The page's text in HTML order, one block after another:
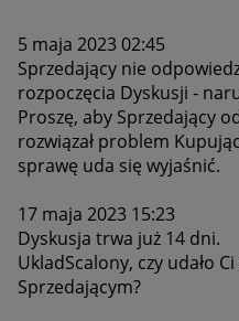
5 maja 2023 02:45
Sprzedający nie
rozpoczęcia Dyskusji -
Proszę, aby Sprzedający
rozwiązał problem
sprawę uda się wyjaśnić.
17 maja 2023 15:23
Dyskusja trwa już 14 dni.
UkladScalony, czy udało
Sprzedającym?